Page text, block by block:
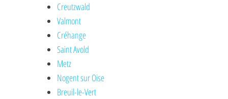
Creutzwald
Valmont
Créhange
Saint Avold
Metz
Nogent sur Oise
Breuil-le-Vert